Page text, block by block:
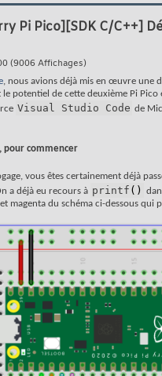
Pi Pico][SDK C/C++]
(9006 Affichages)
, nous avions déjà mis en œuvre une
potentiel de cette deuxième Pi
Visual Studio Code de
, pour commencer
vous êtes certainement déjà
a déjà eu recours à printf ( )
magenta du schéma ci-dessous qui